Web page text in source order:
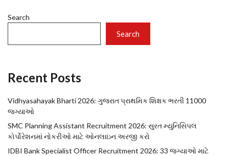
Search
Search
Recent Posts
Vidhyasahayak Bharti 2026: ગુજરાત પ્રાથમિક શિક્ષક ભરતી 11000
જગ્યાઓ
SMC Planning Assistant Recruitment 2026: સુરત મ્યુનિસિપલ
કોર્પોરેશનમાં નોકરીઓ માટે ઓનલાઇન અરજી કરો
IDBI Bank Specialist Officer Recruitment 2026: 33 જગ્યાઓ માટે